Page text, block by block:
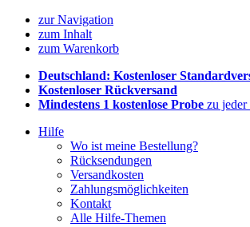
zur Navigation
zum Inhalt
zum Warenkorb
Deutschland: Kostenloser
Kostenloser Rückversand
Mindestens 1 kostenlose Probe zu
Hilfe
Wo ist meine Bestellung?
Rücksendungen
Versandkosten
Zahlungsmöglichkeiten
Kontakt
Alle Hilfe-Themen